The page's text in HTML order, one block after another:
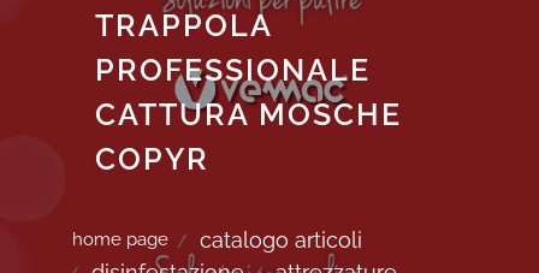
TRAPPOLA
PROFESSIONALE
CATTURA MOSCHE
COPYR
home page
catalogo articoli